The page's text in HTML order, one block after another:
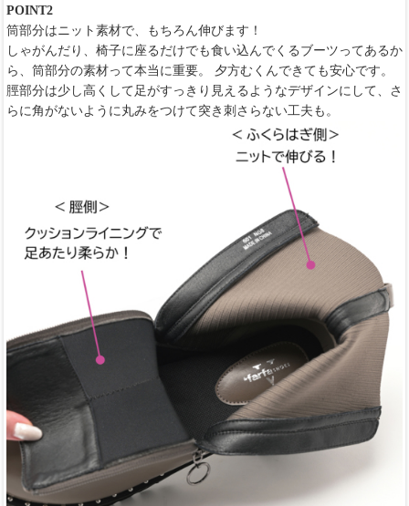
POINT2
筒部分はニット素材で、もちろん伸びます！
しゃがんだり、椅子に座るだけでも食い込んでくるブーツってあるか
ら、筒部分の素材って本当に重要。 夕方むくんできても安心です。
脛部分は少し高くして足がすっきり見えるようなデザインにして、さ
らに角がないように丸みをつけて突き刺さらない工夫も。